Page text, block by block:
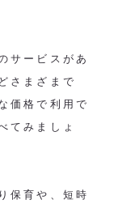
サービスがあ
さまざまで
価格で利用で
てみましょ
保育や、短時